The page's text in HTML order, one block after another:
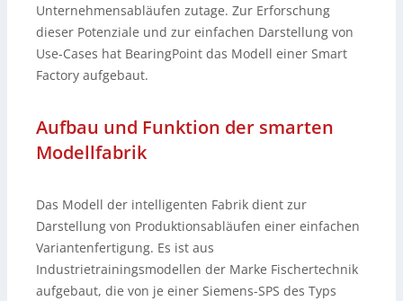
Unternehmensabläufen zutage. Zur Erforschung
dieser Potenziale und zur einfachen Darstellung von
Use-Cases hat BearingPoint das Modell einer Smart
Factory aufgebaut.
Aufbau und Funktion der smarten
Modellfabrik
Das Modell der intelligenten Fabrik dient zur
Darstellung von Produktionsabläufen einer einfachen
Variantenfertigung. Es ist aus
Industrietrainingsmodellen der Marke Fischertechnik
aufgebaut, die von je einer Siemens-SPS des Typs